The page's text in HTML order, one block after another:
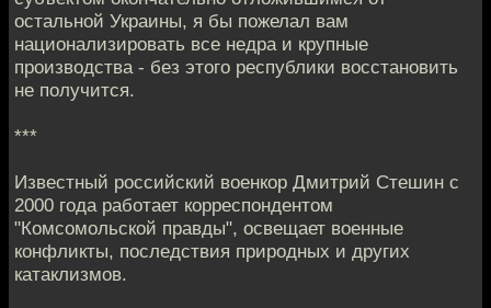
остальной Украины, я бы пожелал вам
национализировать все недра и крупные
производства - без этого республики восстановить
не получится.
***
Известный российский военкор Дмитрий Стешин с
2000 года работает корреспондентом
"Комсомольской правды", освещает военные
конфликты, последствия природных и других
катаклизмов.